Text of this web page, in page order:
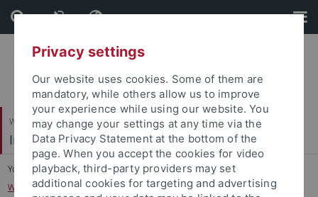
Skip
to
content
Skip
to
footer
Wirtschafts- und Sozialwissenschaftliche Fakultät
Institut für Politikwissenschaft
You are here: Startseite
...
Weitere Professuren und Privatdozenten
Privacy settings
Our website uses cookies. Some of them are
mandatory, while others allow us to improve
your experience while using our website. You
may change your settings at any time via the
Data Privacy Statement at the bottom of the
page. When you accept the cookies for video
playback, third-party providers may set
additional cookies for targeting and advertising